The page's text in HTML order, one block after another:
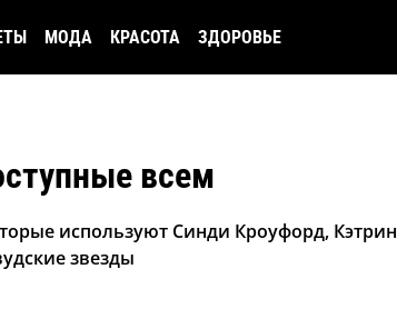
МОДА КРАСОТА ЗДОРОВЬЕ
всем
используют Синди Кроуфорд, Кэтрин
звезды